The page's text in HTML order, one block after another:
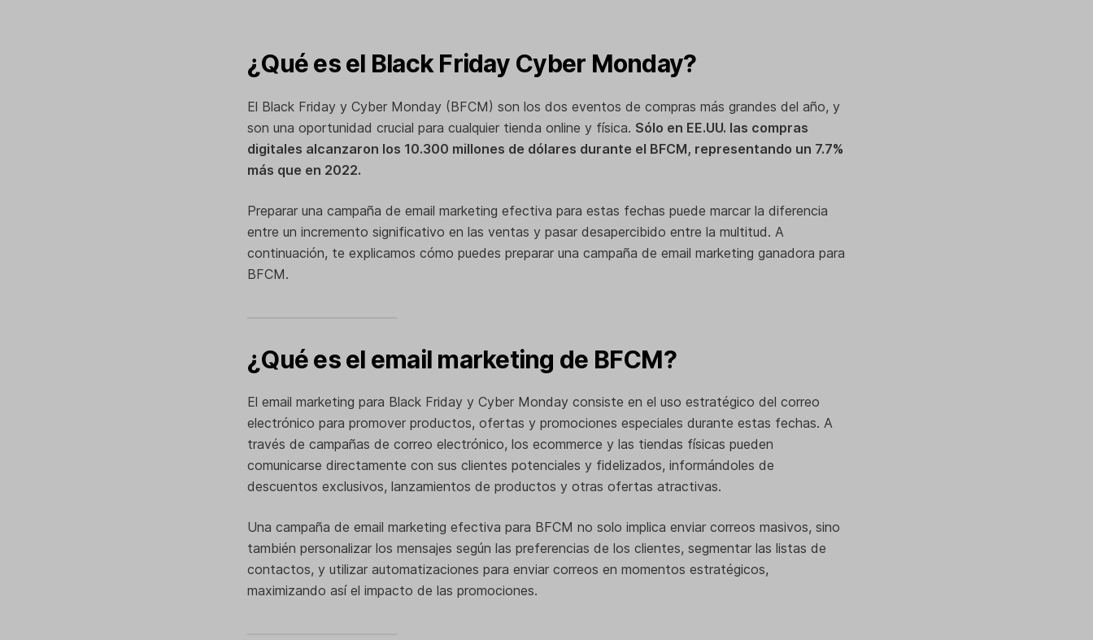
¿Qué es el Black Friday Cyber Monday?
El Black Friday y Cyber Monday (BFCM) son los dos eventos de compras más grandes del año, y
son una oportunidad crucial para cualquier tienda online y física. Sólo en EE.UU. las compras
digitales alcanzaron los 10.300 millones de dólares durante el BFCM, representando un 7.7%
más que en 2022.
Preparar una campaña de email marketing efectiva para estas fechas puede marcar la diferencia
entre un incremento significativo en las ventas y pasar desapercibido entre la multitud. A
continuación, te explicamos cómo puedes preparar una campaña de email marketing ganadora para
BFCM.
¿Qué es el email marketing de BFCM?
El email marketing para Black Friday y Cyber Monday consiste en el uso estratégico del correo
electrónico para promover productos, ofertas y promociones especiales durante estas fechas. A
través de campañas de correo electrónico, los ecommerce y las tiendas físicas pueden
comunicarse directamente con sus clientes potenciales y fidelizados, informándoles de
descuentos exclusivos, lanzamientos de productos y otras ofertas atractivas.
Una campaña de email marketing efectiva para BFCM no solo implica enviar correos masivos, sino
también personalizar los mensajes según las preferencias de los clientes, segmentar las listas de
contactos, y utilizar automatizaciones para enviar correos en momentos estratégicos,
maximizando así el impacto de las promociones.